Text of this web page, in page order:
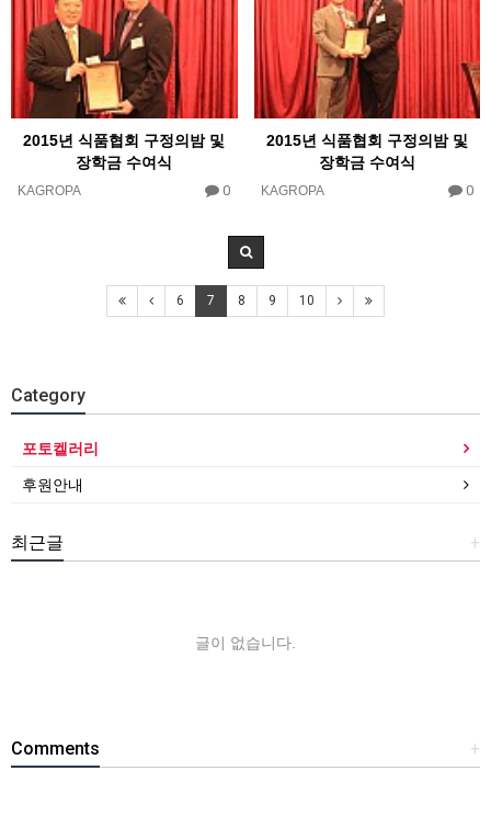
2015년 식품협회 구정의밤 및
장학금 수여식
KAGROPA 0
2015년 식품협회 구정의밤 및
장학금 수여식
KAGROPA 0
6 7 8 9 10
Category
포토켈러리
후원안내
+
최근글
글이 없습니다.
+
Comments